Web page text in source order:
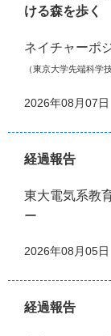
ける森を歩く
ネイチャーポ
（東京大学先端科学
2026年08月07日
経過報告
東大電気系教
ー
2026年08月05日
経過報告